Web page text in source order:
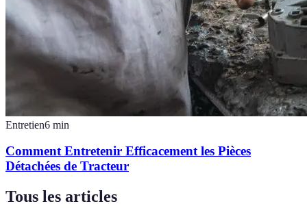
Entretien6 min
Comment Entretenir Efficacement les Pièces
Détachées de Tracteur
Tous les articles